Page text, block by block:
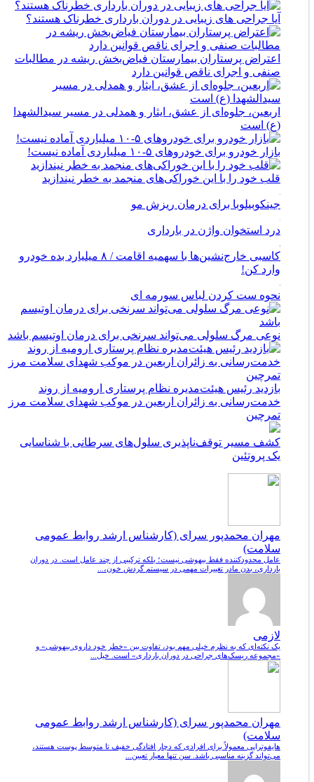
آیا جراحی های زیبایی در دوران بارداری خطرناک هستند؟
اعتراض پرستاران بیمارستان فیاض‌بخش ریشه در مطالبات
صنفی و اجرای ناقص قوانین دارد
اربعین، جلوه‌ای از عشق، ایثار و همدلی در مسیر سیدالشهدا
(ع) است
بازار خودرو برای خودروهای ۵-۱۰ میلیاردی آماده نیست!
قلب خود را با این خوراکی‌های منجمد به خطر نیندازید
جینکوبیلوبا برای درمان ریزش مو
درد استخوان واژن در بارداری
کاسبی خارج‌نشین‌ها با سهمیه اقامت / ۸ میلیارد بده خودرو
وارد کن!
نحوه ست کردن لباس سورمه ای
نوعی مرگ سلولی می‌تواند سرنخی برای درمان اوتیسم باشد
بازدید رئیس هیئت‌مدیره نظام پرستاری ارومیه از روند
خدمت‌رسانی به زائران اربعین در موکب شهدای سلامت مرز
تمرچین
کشف مسیر توقف‌ناپذیری سلول‌های سرطانی با شناسایی
یک پروتئین
مهران محمدپور سرای (کارشناس ارشد روابط عمومی
سلامت)
عامل محدودکننده فقط بیهوشی نیست؛ بلکه ترکیبی از چند عامل است. در دوران
بارداری، بدن مادر تغییرات مهمی در سیستم گردش خون،...
لازمی
یک نکته‌ای که به نظرم خیلی مهم بود، تفاوت بین «خطر خود داروی بیهوشی» و
«مجموعه ریسک‌های جراحی در دوران بارداری» است. خیل...
مهران محمدپور سرای (کارشناس ارشد روابط عمومی
سلامت)
هایفوتراپی معمولاً برای افرادی که دچار افتادگی خفیف تا متوسط پوست هستند،
می‌تواند گزینه مناسبی باشد. سن تنها معیار تعیین...